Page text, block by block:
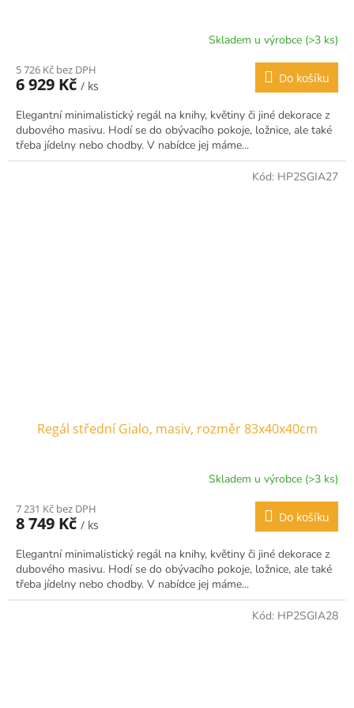
Skladem u výrobce (>3 ks)
5 726 Kč bez DPH
6 929 Kč / ks
Do košíku
Elegantní minimalistický regál na knihy, květiny či jiné dekorace z
dubového masivu. Hodí se do obývacího pokoje, ložnice, ale také
třeba jídelny nebo chodby. V nabídce jej máme...
Regál střední Gialo, masiv, rozměr 83x40x40cm
Skladem u výrobce (>3 ks)
7 231 Kč bez DPH
8 749 Kč / ks
Do košíku
Elegantní minimalistický regál na knihy, květiny či jiné dekorace z
dubového masivu. Hodí se do obývacího pokoje, ložnice, ale také
třeba jídelny nebo chodby. V nabídce jej máme...
Kód: HP2SGIA27
Kód: HP2SGIA28